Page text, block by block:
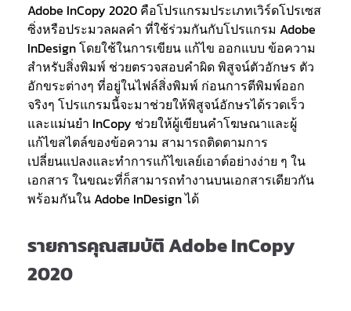
Adobe InCopy 2020 คือโปรแกรมประเภทเวิร์ดโปรเซส
ซิ่งหรือประมวลผลคำ ที่ใช้ร่วมกันกับโปรแกรม Adobe
InDesign โดยใช้ในการเขียน แก้ไข ออกแบบ ข้อความ
สำหรับสิ่งพิมพ์ ช่วยตรวจสอบคำผิด พิสูจน์ตัวอักษร ตัว
อักขระต่างๆ ที่อยู่ในไฟล์สิ่งพิมพ์ ก่อนการตีพิมพ์ออก
จริงๆ โปรแกรมนี้จะมาช่วยให้พิสูจน์อักษรได้รวดเร็ว
และแม่นยำ InCopy ช่วยให้ผู้เขียนคำโฆษณาและผู้
แก้ไขสไตล์ของข้อความ สามารถติดตามการ
เปลี่ยนแปลงและทำการแก้ไขเลย์เอาต์อย่างง่าย ๆ ใน
เอกสาร ในขณะที่ก็สามารถทำงานบนเอกสารเดียวกัน
พร้อมกันใน Adobe InDesign ได้
รายการคุณสมบัติ Adobe InCopy
2020